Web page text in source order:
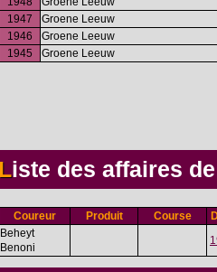
1947
Groene Leeuw
1946
Groene Leeuw
1945
Groene Leeuw
Liste des affaires
Coureur Produit Course
Beheyt
Benoni